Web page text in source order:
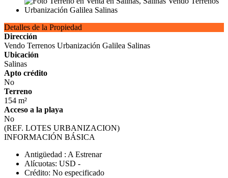
Detalles de la Propiedad
Dirección
Vendo Terrenos Urbanización Galilea Salinas
Ubicación
Salinas
Apto crédito
No
Terreno
154 m²
Acceso a la playa
No
(REF. LOTES URBANIZACION)
INFORMACIÓN BÁSICA
Antigüedad : A Estrenar
Alícuotas: USD -
Crédito: No especificado